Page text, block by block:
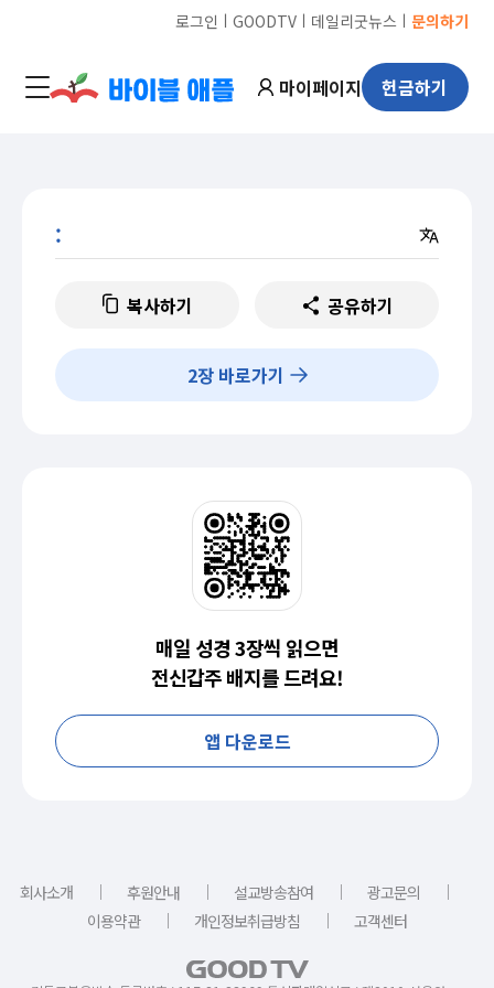
로그인 ㅣ GOODTVㅣ 데일리굿뉴스 ㅣ 문의하기
마이페이지 헌금하기
:
복사하기 공유하기
2장 바로가기
매일 성경 3장씩 읽으면
전신갑주 배지를 드려요!
앱 다운로드
회사소개 ｜ 후원안내 ｜ 설교방송참여 ｜ 광고문의
｜
이용약관
｜ 개인정보취급방침 ｜ 고객센터